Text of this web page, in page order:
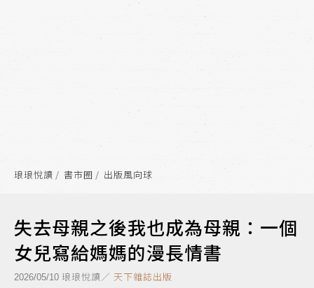
琅琅悅讀 書市圈 出版風向球
失去母親之後我也成為母親：一個
女兒寫給媽媽的漫長情書
2026/05/10 琅琅悅讀／ 天下雜誌出版